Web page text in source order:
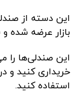
این دسته از
بازار عرضه شده
این صندلی‌ها را
خریداری کنید و
استفاده کنید.